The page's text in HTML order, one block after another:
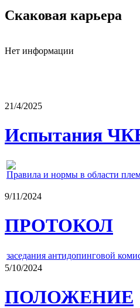
Скаковая карьера
Нет информации
21/4/2025
Испытания
Правила и нормы в области
9/11/2024
ПРОТОКОЛ
заседания антидопинговой
5/10/2024
ПОЛОЖЕНИЕ